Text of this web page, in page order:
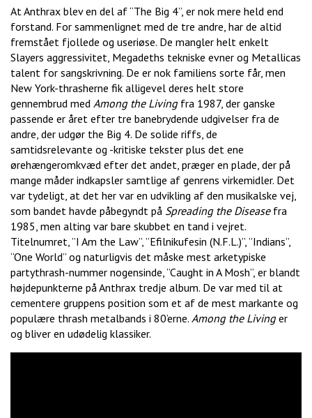
At Anthrax blev en del af “The Big 4”, er nok mere held end
forstand. For sammenlignet med de tre andre, har de altid
fremstået fjollede og useriøse. De mangler helt enkelt
Slayers aggressivitet, Megadeths tekniske evner og Metallicas
talent for sangskrivning. De er nok familiens sorte får, men
New York-thrasherne fik alligevel deres helt store
gennembrud med Among the Living fra 1987, der ganske
passende er året efter tre banebrydende udgivelser fra de
andre, der udgør the Big 4. De solide riffs, de
samtidsrelevante og -kritiske tekster plus det ene
ørehængeromkvæd efter det andet, præger en plade, der på
mange måder indkapsler samtlige af genrens virkemidler. Det
var tydeligt, at det her var en udvikling af den musikalske vej,
som bandet havde påbegyndt på Spreading the Diseasefra
1985, men alting var bare skubbet en tand i vejret.
Titelnumret, ”I Am the Law”, ”Efilnikufesin (N.F.L.)”, ”Indians”,
“One World” og naturligvis det måske mest arketypiske
partythrash-nummer nogensinde, ”Caught in A Mosh”, er blandt
højdepunkterne på Anthrax tredje album. De var med til at
cementere gruppens position som et af de mest markante og
populære thrash metalbands i 80’erne. Among the Livinger
og bliver en udødelig klassiker.